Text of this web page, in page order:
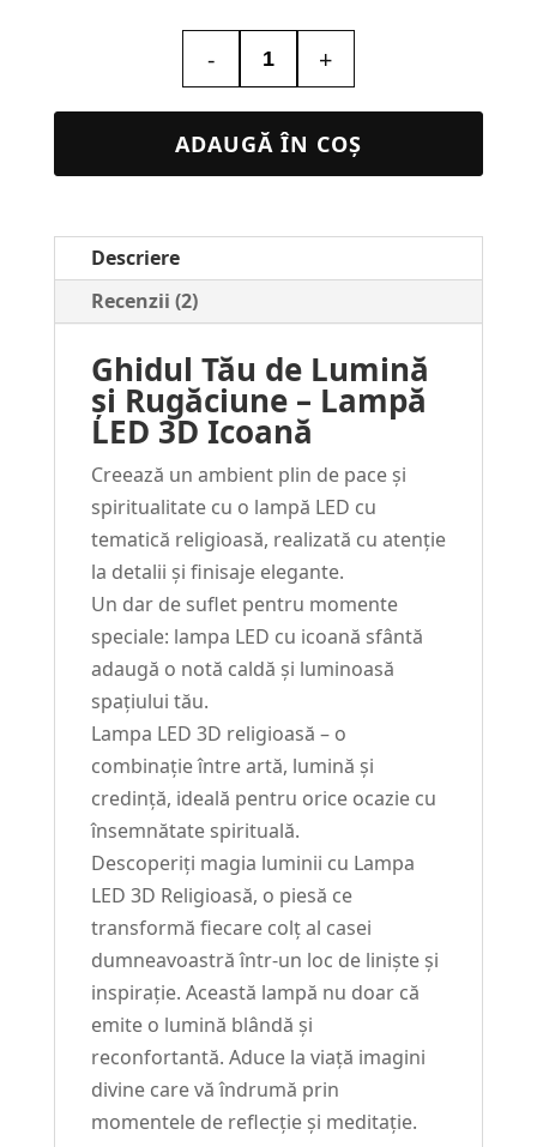
-
Cantitate
Lampa
Led
3D
Icoana
+
ADAUGĂ ÎN COȘ
Descriere
Recenzii (2)
Ghidul Tău de Lumină
și Rugăciune – Lampă
LED 3D Icoană
Creează un ambient plin de pace și
spiritualitate cu o lampă LED cu
tematică religioasă, realizată cu atenție
la detalii și finisaje elegante.
Un dar de suflet pentru momente
speciale: lampa LED cu icoană sfântă
adaugă o notă caldă și luminoasă
spațiului tău.
Lampa LED 3D religioasă – o
combinație între artă, lumină și
credință, ideală pentru orice ocazie cu
însemnătate spirituală.
Descoperiți magia luminii cu Lampa
LED 3D Religioasă, o piesă ce
transformă fiecare colț al casei
dumneavoastră într-un loc de liniște și
inspirație. Această lampă nu doar că
emite o lumină blândă și
reconfortantă. Aduce la viață imagini
divine care vă îndrumă prin
momentele de reflecție și meditație.